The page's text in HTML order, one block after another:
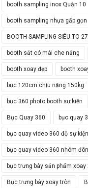
booth sampling inox Quận 10
booth sampling nhựa gấp gọn
BOOTH SAMPLING SIÊU TO
booth sắt có mái che nắng
booth xoay đẹp booth
bục 120cm chịu nặng 150kg
bục 360 photo booth sự kiện
Bục Quay 360 bục quay
bục quay video 360 độ sự kiện
bục quay video 360 nhóm
bục trưng bày sản phẩm xoay
Bục trưng bày xoay tròn